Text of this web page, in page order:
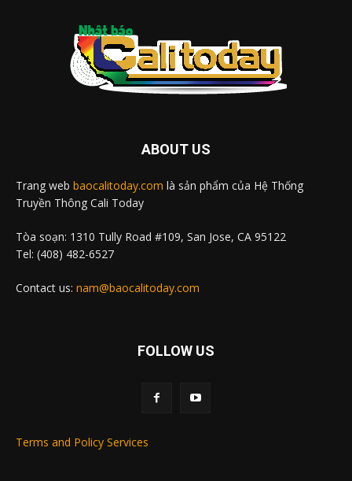
ABOUT US
Trang web baocalitoday.com là sản phẩm của Hệ Thống
Truyền Thông Cali Today
Tòa soạn: 1310 Tully Road #109, San Jose, CA 95122
Tel: (408) 482-6527
Contact us: nam@baocalitoday.com
FOLLOW US
Terms and Policy Services